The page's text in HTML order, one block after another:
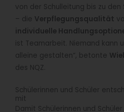
von der Schulleitung bis zu den
– die Verpflegungsqualität
individuelle
ist Teamarbeit. Niemand kann
alleine gestalten“, betonte
des NQZ.
Schülerinnen und Schüler
mit
Damit Schülerinnen und